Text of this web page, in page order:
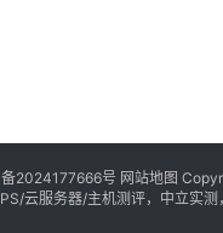
2024177666号 网站地图
云服务器/主机测评，中立实测